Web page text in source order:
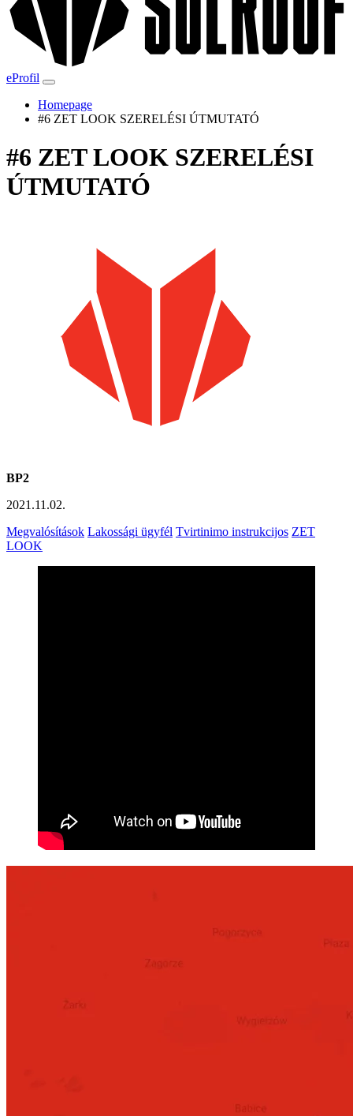
eProfil
Homepage
#6 ZET LOOK SZERELÉSI ÚTMUTATÓ
#6 ZET LOOK SZERELÉSI
ÚTMUTATÓ
BP2
2021.11.02.
Megvalósítások Lakossági ügyfél Tvirtinimo instrukcijos ZET
LOOK